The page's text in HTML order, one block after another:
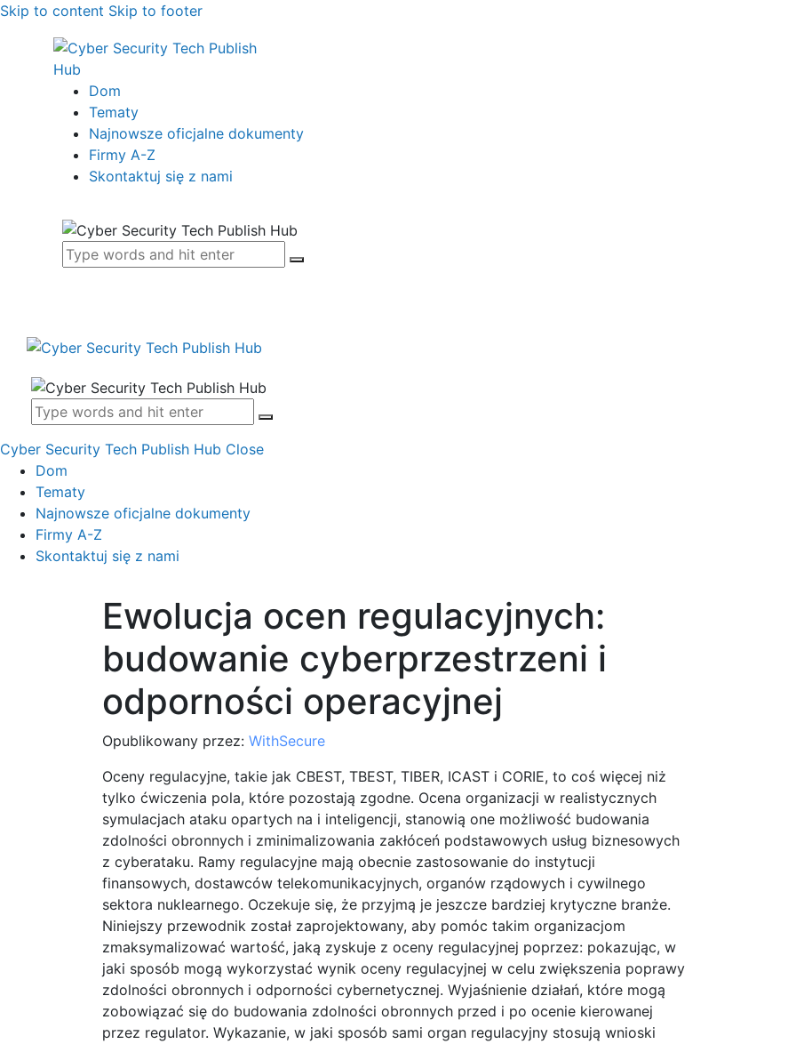
Skip to content Skip to footer
Dom
Tematy
Najnowsze oficjalne dokumenty
Firmy A-Z
Skontaktuj się z nami
Cyber Security Tech Publish Hub Close
Dom
Tematy
Najnowsze oficjalne dokumenty
Firmy A-Z
Skontaktuj się z nami
Ewolucja ocen regulacyjnych:
budowanie cyberprzestrzeni i
odporności operacyjnej
Opublikowany przez: WithSecure
Oceny regulacyjne, takie jak CBEST, TBEST, TIBER, ICAST i CORIE, to coś więcej niż
tylko ćwiczenia pola, które pozostają zgodne. Ocena organizacji w realistycznych
symulacjach ataku opartych na i inteligencji, stanowią one możliwość budowania
zdolności obronnych i zminimalizowania zakłóceń podstawowych usług biznesowych
z cyberataku. Ramy regulacyjne mają obecnie zastosowanie do instytucji
finansowych, dostawców telekomunikacyjnych, organów rządowych i cywilnego
sektora nuklearnego. Oczekuje się, że przyjmą je jeszcze bardziej krytyczne branże.
Niniejszy przewodnik został zaprojektowany, aby pomóc takim organizacjom
zmaksymalizować wartość, jaką zyskuje z oceny regulacyjnej poprzez: pokazując, w
jaki sposób mogą wykorzystać wynik oceny regulacyjnej w celu zwiększenia poprawy
zdolności obronnych i odporności cybernetycznej. Wyjaśnienie działań, które mogą
zobowiązać się do budowania zdolności obronnych przed i po ocenie kierowanej
przez regulator. Wykazanie, w jaki sposób sami organ regulacyjny stosują wnioski